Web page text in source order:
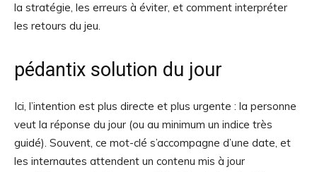
la stratégie, les erreurs à éviter, et comment interpréter
les retours du jeu.
pédantix solution du jour
Ici, l’intention est plus directe et plus urgente : la personne
veut la réponse du jour (ou au minimum un indice très
guidé). Souvent, ce mot-clé s’accompagne d’une date, et
les internautes attendent un contenu mis à jour